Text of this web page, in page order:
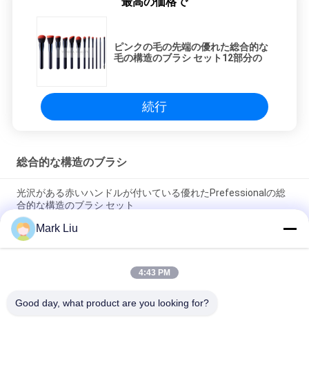
ピンクの毛の先端の優れた総合的な
毛の構造のブラシ セット12部分の
続行
総合的な構造のブラシ
光沢がある赤いハンドルが付いている優れたPrefessionalの総
合的な構造のブラシ セット
精密すばらしく自然で総合的な毛の構造は完全な美用具にブラ
シをかけます
15本の部分の総合的な構造のブラシ セットの贅沢の排他的な構
Mark Liu
4:43 PM
Good day, what product are you looking for?